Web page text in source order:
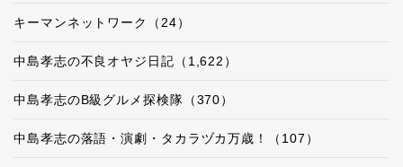
キーマンネットワーク（24）
中島孝志の不良オヤジ日記（1,622）
中島孝志のB級グルメ探検隊（370）
中島孝志の落語・演劇・タカラヅカ万歳！（107）